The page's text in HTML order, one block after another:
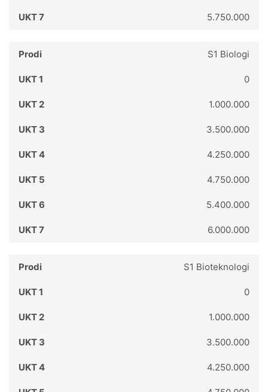
5.750.000
S1 Biologi
0
1.000.000
3.500.000
4.250.000
4.750.000
5.400.000
6.000.000
S1 Bioteknologi
0
1.000.000
3.500.000
4.250.000